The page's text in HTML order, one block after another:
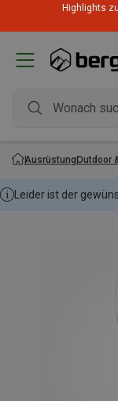
Highlights
AusrüstungOutdoor
Leider ist der